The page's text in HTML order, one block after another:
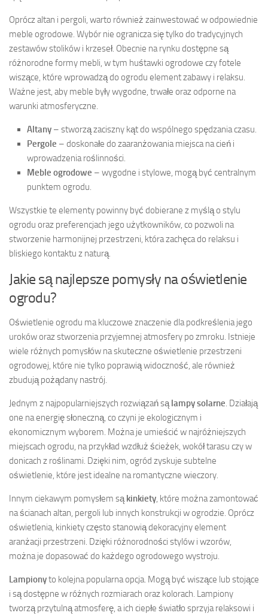
Oprócz altan i pergoli, warto również zainwestować w odpowiednie
meble ogrodowe. Wybór nie ogranicza się tylko do tradycyjnych
zestawów stolików i krzeseł. Obecnie na rynku dostępne są
różnorodne formy mebli, w tym huśtawki ogrodowe czy fotele
wiszące, które wprowadzą do ogrodu element zabawy i relaksu.
Ważne jest, aby meble były wygodne, trwałe oraz odporne na
warunki atmosferyczne.
Altany – stworzą zaciszny kąt do wspólnego spędzania czasu.
Pergole – doskonałe do zaaranżowania miejsca na cień i
wprowadzenia roślinności.
Meble ogrodowe – wygodne i stylowe, mogą być centralnym
punktem ogrodu.
Wszystkie te elementy powinny być dobierane z myślą o stylu
ogrodu oraz preferencjach jego użytkowników, co pozwoli na
stworzenie harmonijnej przestrzeni, która zachęca do relaksu i
bliskiego kontaktu z naturą.
Jakie są najlepsze pomysły na oświetlenie
ogrodu?
Oświetlenie ogrodu ma kluczowe znaczenie dla podkreślenia jego
uroków oraz stworzenia przyjemnej atmosfery po zmroku. Istnieje
wiele różnych pomysłów na skuteczne oświetlenie przestrzeni
ogrodowej, które nie tylko poprawią widoczność, ale również
zbudują pożądany nastrój.
Jednym z najpopularniejszych rozwiązań sąlampy solarne. Działają
one na energię słoneczną, co czyni je ekologicznym i
ekonomicznym wyborem. Można je umieścić w najróżniejszych
miejscach ogrodu, na przykład wzdłuż ścieżek, wokół tarasu czy w
donicach z roślinami. Dzięki nim, ogród zyskuje subtelne
oświetlenie, które jest idealne na romantyczne wieczory.
Innym ciekawym pomysłem sąkinkiety, które można zamontować
na ścianach altan, pergoli lub innych konstrukcji w ogrodzie. Oprócz
oświetlenia, kinkiety często stanowią dekoracyjny element
aranżacji przestrzeni. Dzięki różnorodności stylów i wzorów,
można je dopasować do każdego ogrodowego wystroju.
Lampionyto kolejna popularna opcja. Mogą być wiszące lub stojące
i są dostępne w różnych rozmiarach oraz kolorach. Lampiony
tworzą przytulną atmosferę, a ich ciepłe światło sprzyja relaksowi i